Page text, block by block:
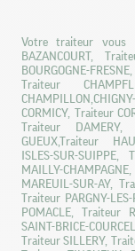
Votre traiteur vous
BAZANCOURT,
BOURGOGNE-
Traiteur
CORMICY, Traiteur
Traiteur
GUEUX,Traiteur
ISLES-SUR-
MAILLY-
MAREUIL-SUR-AY,
Traiteur PARGNY-
POMACLE, Traiteur
SAINT-BRICE-
Traiteur SILLERY,